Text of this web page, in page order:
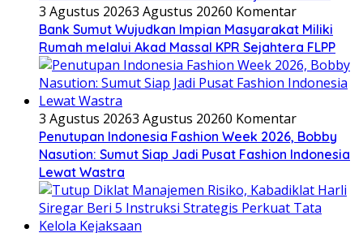
3 Agustus 20263 Agustus 20260 Komentar
Bank Sumut Wujudkan Impian Masyarakat Miliki
Rumah melalui Akad Massal KPR Sejahtera FLPP
3 Agustus 20263 Agustus 20260 Komentar
Penutupan Indonesia Fashion Week 2026, Bobby
Nasution: Sumut Siap Jadi Pusat Fashion Indonesia
Lewat Wastra